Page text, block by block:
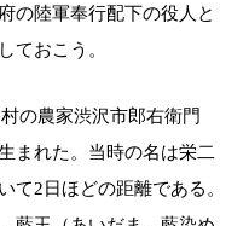
の陸軍奉行配下の役人と
ておこう。
の農家渋沢市郎右衛門
まれた。当時の名は栄二
て2日ほどの距離である。